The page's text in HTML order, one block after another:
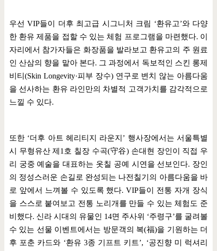
우선VIP들이 더후 최고급 시그니처 크림 ‘환유고’와 다양
한 환유 제품을 접할 수 있는 체험 프로그램을 마련했다. 이
자리에서 참가자들은 화장품을 발라보고 환유고의 주 원료
인 산삼의 향을 맡아 본다. 그 과정에서 독보적인 스킨 롱제
비티 (Skin Longevity·피부 장수) 연구로 변치 않는 아름다움
을 선사하는 환유 라인만의 차별적 고객가치를 감각적으로
느낄 수 있다.
또한 ‘더후 아트 헤리티지 라운지 ’ 행사장에서는 서울특별
시 무형유산 제 1 호 칠장 수곡(守谷) 손대현 장인이 직접 우
리 궁중 예술을 대표하는 옷칠 공예 시연을 선보인다. 장인
의 정성스러운 손길로 완성되는 나전칠기의 아름다움을 바
로 앞에서 느껴볼 수 있도록 했다. VIP들이 전통 자개 장식
을 스스로 붙여보고 전통 노리개를 만들 수 있는 체험도 준
비했다. 신라 시대의 유물인 14면 주사위 ‘주령구’를 굴려볼
수 있는 선물 이벤트에서는 방문객의 복(福)을 기원하는 더
후 포춘 카드와 ‘환유 3종 기프트 키트’, ‘공진향 미 럭셔리